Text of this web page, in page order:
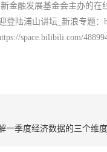
金融发展基金会主办的在
陆浦山讲坛_新浪专题：
space.bilibili.com/
一季度经济数据的三个维度